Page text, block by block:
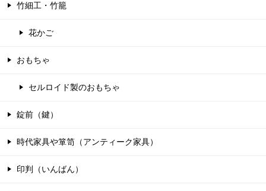
竹細工・竹籠
花かご
おもちゃ
セルロイド製のおもちゃ
錠前（鍵）
時代家具や箪笥（アンティーク家具）
印判（いんばん）